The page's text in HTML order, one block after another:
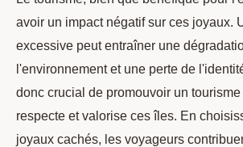
avoir un impact négatif sur ces joyaux.
excessive peut entraîner une
l'environnement et une perte de
donc crucial de promouvoir un
respecte et valorise ces îles. En
joyaux cachés, les voyageurs